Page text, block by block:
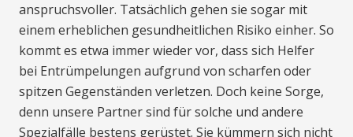
anspruchsvoller. Tatsächlich gehen sie sogar mit
einem erheblichen gesundheitlichen Risiko einher. So
kommt es etwa immer wieder vor, dass sich Helfer
bei Entrümpelungen aufgrund von scharfen oder
spitzen Gegenständen verletzen. Doch keine Sorge,
denn unsere Partner sind für solche und andere
Spezialfälle bestens gerüstet. Sie kümmern sich nicht